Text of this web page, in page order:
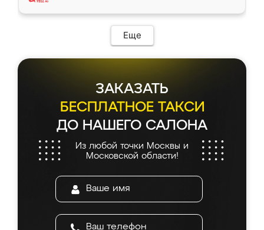
Еще
ЗАКАЗАТЬ
БЕСПЛАТНОЕ ТАКСИ
ДО НАШЕГО САЛОНА
Из любой точки Москвы и
Московской области!